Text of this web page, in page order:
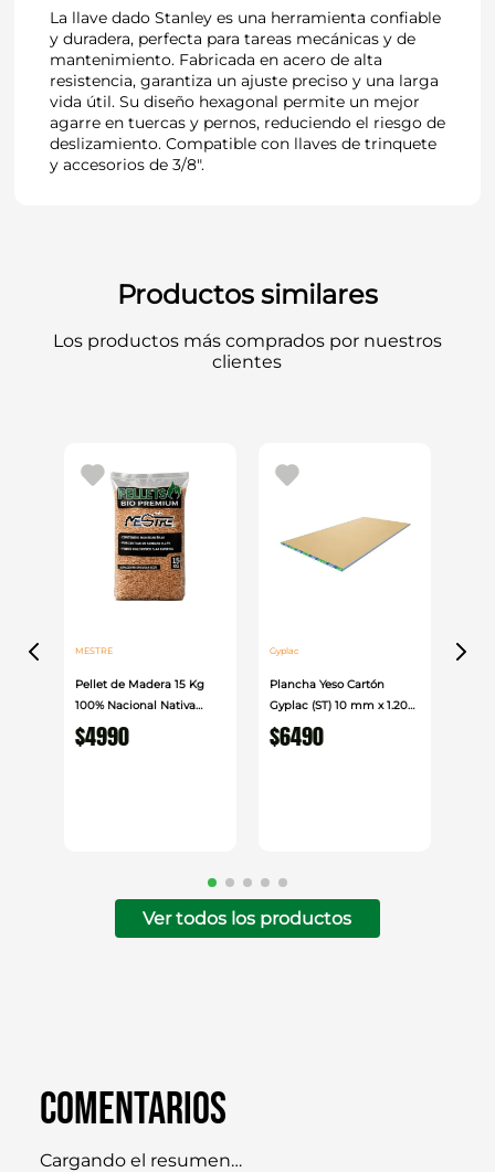
La llave dado Stanley es una herramienta confiable
y duradera, perfecta para tareas mecánicas y de
mantenimiento. Fabricada en acero de alta
resistencia, garantiza un ajuste preciso y una larga
vida útil. Su diseño hexagonal permite un mejor
agarre en tuercas y pernos, reduciendo el riesgo de
deslizamiento. Compatible con llaves de trinquete
y accesorios de 3/8".
Productos similares
Los productos más comprados por nuestros
clientes
MESTRE
Pellet de Madera 15 Kg
100% Nacional Nativa
Mestre
$4990
Gyplac
Plancha Yeso Cartón
Gyplac (ST) 10 mm x 1.20
cm x 2.40cm
$6490
Ver todos los productos
Comentarios
Cargando el resumen…